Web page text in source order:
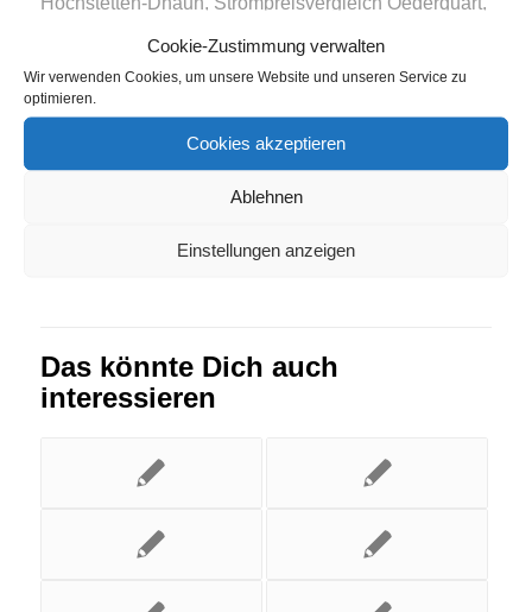
Cookie-Zustimmung verwalten
Wir verwenden Cookies, um unsere Website und unseren Service zu
optimieren.
Cookies akzeptieren
Ablehnen
Einstellungen anzeigen
Strompreisvergleich Urmitz,Strompreisvergleich
Waldhufen
Eintrag teilen
Das könnte Dich auch
interessieren